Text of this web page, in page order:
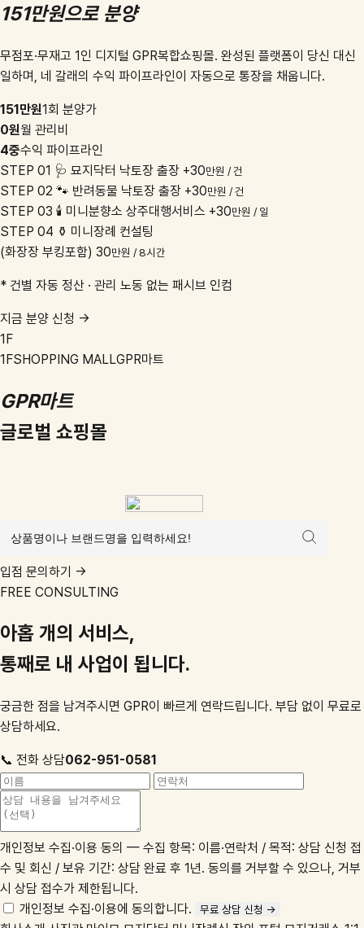
화순전남대학교병원 장례식장
장의 포털 둘러보기 →
2F
2FPLATFORM OWNER분양홍보관
관리비 없는 디지털 건물주,
151만원으로 분양
무점포·무재고 1인 디지털 GPR복합쇼핑몰. 완성된 플랫폼이 당신 대신
151만원
0원월 관리비
STEP 01 🩺 묘지닥터 낙토장 출장
STEP 03 🕯️ 미니분향소 상주대행서비스
* 건별 자동 정산 · 관리 노동 없는 패시브 인컴
지금 분양 신청 →
1F
1FSHOPPING MALLGPR마트
GPR마트
글로벌 쇼핑몰
입점 문의하기 →
FREE CONSULTING
아홉 개의 서비스,
통째로 내 사업이 됩니다.